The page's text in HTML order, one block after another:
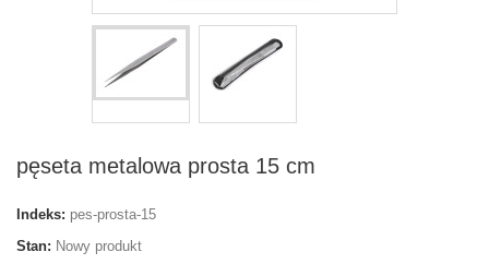
pęseta metalowa prosta 15 cm
Indeks: pes-prosta-15
Stan: Nowy produkt